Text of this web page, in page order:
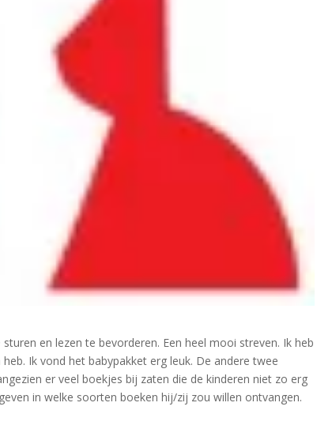
en lezen te bevorderen. Een heel mooi streven. Ik heb
Ik vond het babypakket erg leuk. De andere twee
er veel boekjes bij zaten die de kinderen niet zo erg
in welke soorten boeken hij/zij zou willen ontvangen.